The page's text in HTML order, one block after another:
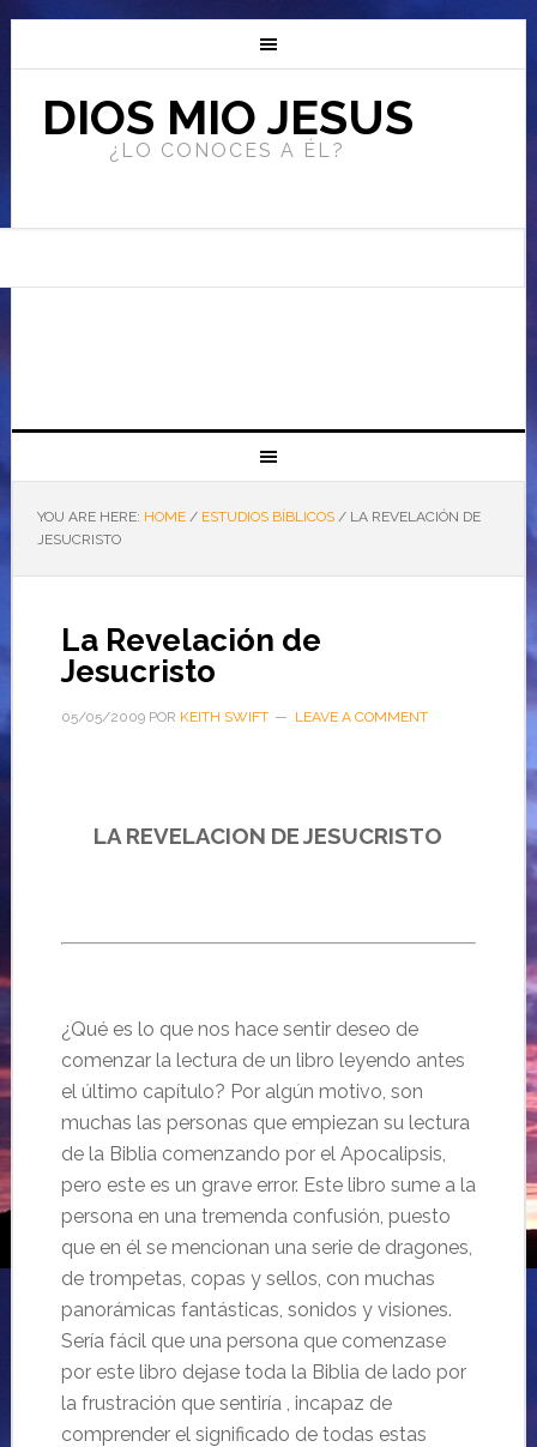
DIOS MIO JESUS
¿LO CONOCES A ÉL?
YOU ARE HERE: HOME / ESTUDIOS BÍBLICOS /LA REVELACIÓN DE
JESUCRISTO
La Revelación de
Jesucristo
05/05/2009POR KEITH SWIFT LEAVE A COMMENT
LA REVELACION DE JESUCRISTO
¿Qué es lo que nos hace sentir deseo de
comenzar la lectura de un libro leyendo antes
el último capítulo? Por algún motivo, son
muchas las personas que empiezan su lectura
de la Biblia comenzando por el Apocalipsis,
pero este es un grave error. Este libro sume a la
persona en una tremenda confusión, puesto
que en él se mencionan una serie de dragones,
de trompetas, copas y sellos, con muchas
panorámicas fantásticas, sonidos y visiones.
Sería fácil que una persona que comenzase
por este libro dejase toda la Biblia de lado por
la frustración que sentiría , incapaz de
comprender el significado de todas estas